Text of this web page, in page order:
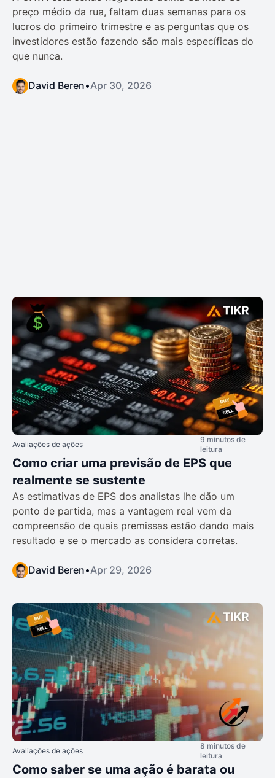
preço médio da rua, faltam duas semanas para os
lucros do primeiro trimestre e as perguntas que os
investidores estão fazendo são mais específicas do
que nunca.
David Beren•Apr 30, 2026
Avaliações de ações
9 minutos de
leitura
Como criar uma previsão de EPS que
realmente se sustente
As estimativas de EPS dos analistas lhe dão um
ponto de partida, mas a vantagem real vem da
compreensão de quais premissas estão dando mais
resultado e se o mercado as considera corretas.
David Beren•Apr 29, 2026
Avaliações de ações
8 minutos de
leitura
Como saber se uma ação é barata ou